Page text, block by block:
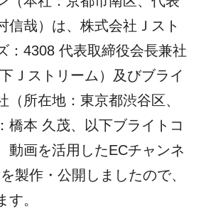
信哉）は、株式会社Ｊスト
：4308 代表取締役会長兼社
Ｊストリーム）及びブライ
（所在地：東京都渋谷区、
橋本 久茂、以下ブライトコ
動画を活用したECチャンネ
製作・公開しましたので、
す。